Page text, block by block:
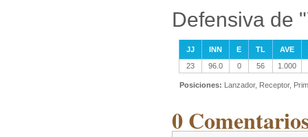
Defensiva de
JJ INN E TL
AVE
23
96.0 0 56 1.000
Posiciones: Lanzador, Receptor,
0